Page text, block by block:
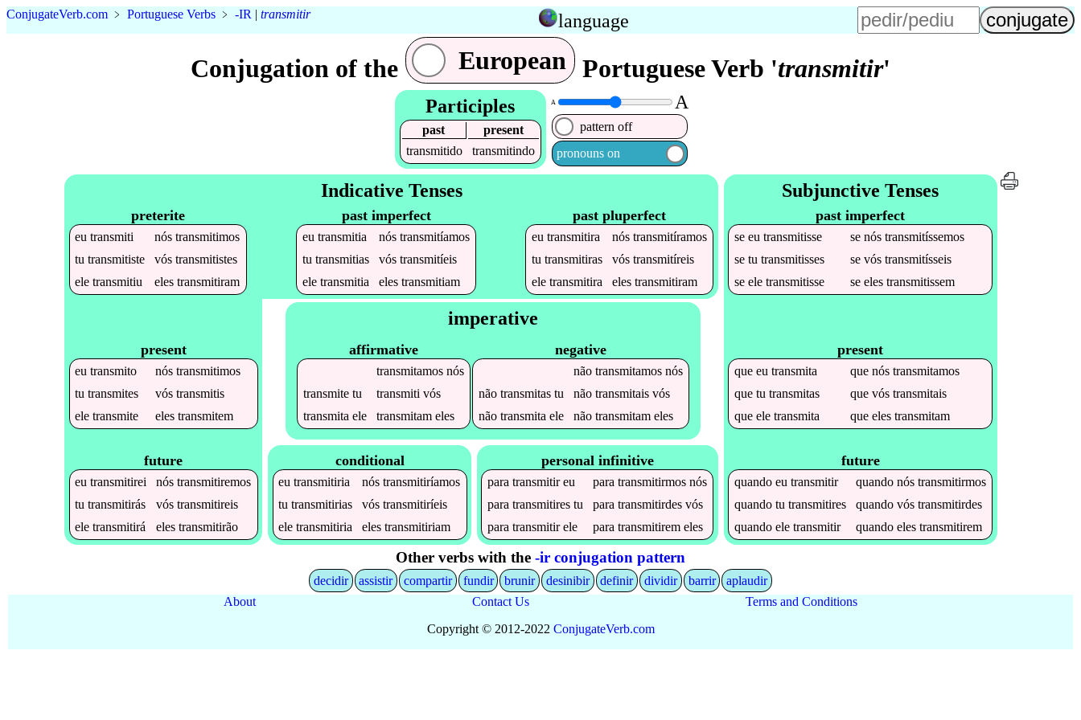
ConjugateVerb.com ﹥ Portuguese Verbs ﹥ -IR | transmitir language
Conjugation of the European Portuguese Verb 'transmitir'
Participles
past
present
transmitido
transmitindo
A A
pattern off
pronouns on
Indicative Tenses
preterite
eutransmiti nóstransmitimos
tutransmitiste vóstransmitistes
eletransmitiu elestransmitiram
past imperfect
eu transmitia nós transmitíamos
tu transmitias vós transmitíeis
ele transmitia eles transmitiam
past pluperfect
eutransmitira nóstransmitíramos
tutransmitiras vóstransmitíreis
eletransmitira elestransmitiram
present
eutransmito nóstransmitimos
tutransmites vóstransmitis
eletransmite elestransmitem
future
eutransmitirei nóstransmitiremos
tutransmitirás vóstransmitireis
eletransmitirá elestransmitirão
imperative
affirmative
transmitamosnós
transmitetu transmiti vós
transmita ele transmitameles
negative
não transmitamosnós
não transmitastu não transmitaisvós
não transmita ele não transmitameles
conditional
eutransmitiria nóstransmitiríamos
tutransmitirias vóstransmitiríeis
eletransmitiria elestransmitiriam
personal infinitive
paratransmitireu paratransmitirmos nós
paratransmitires tu paratransmitirdes vós
paratransmitirele paratransmitirem eles
Subjunctive Tenses
past imperfect
seeutransmitisse senóstransmitíssemos
setutransmitisses sevóstransmitísseis
seeletransmitisse seelestransmitissem
present
queeutransmita quenóstransmitamos
quetutransmitas quevóstransmitais
queeletransmita queelestransmitam
future
quandoeutransmitir quandonóstransmitirmos
quandotutransmitires quandovóstransmitirdes
quandoeletransmitir quandoelestransmitirem
Other verbs with the -ir conjugation pattern
decidir assistir compartir fundir brunir desinibir definir dividir barrir
aplaudir
About
Contact Us
Terms and Conditions
Copyright © 2012-2022 ConjugateVerb.com